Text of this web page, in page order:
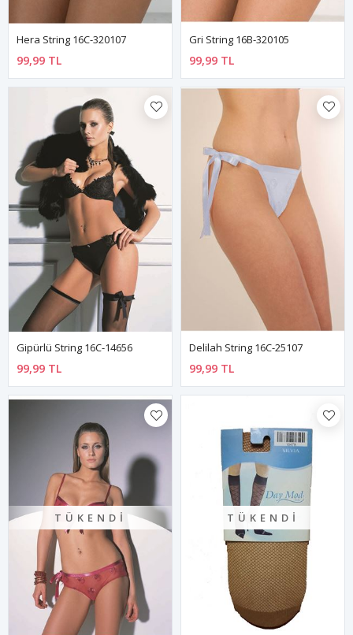
Hera String 16C-320107
99,99 TL
Gri String 16B-320105
99,99 TL
Gipürlü String 16C-14656
99,99 TL
Delilah String 16C-25107
99,99 TL
TÜKENDI TÜKENDI